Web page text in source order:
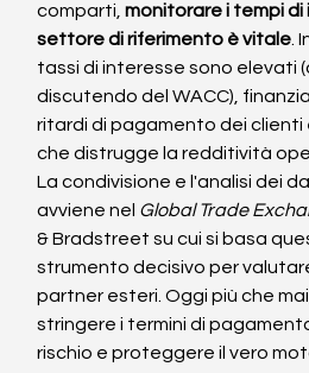
comparti, monitorare i tempi
settore di riferimento è vitale .
tassi di interesse sono elevati
discutendo del WACC),
ritardi di pagamento dei
che distrugge la redditività
La condivisione e l'analisi dei
avviene nel Global Trade
& Bradstreet su cui si basa
strumento decisivo per
partner esteri. Oggi più che
stringere i termini di
rischio e proteggere il vero